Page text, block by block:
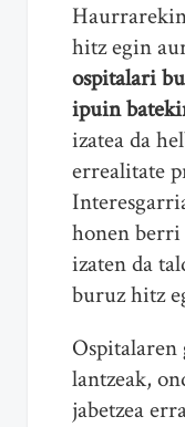
hitz egin
ospitalari
ipuin
izatea da
errealitate
honen berri
izaten da
buruz hitz
lantzeak,
jabetzea